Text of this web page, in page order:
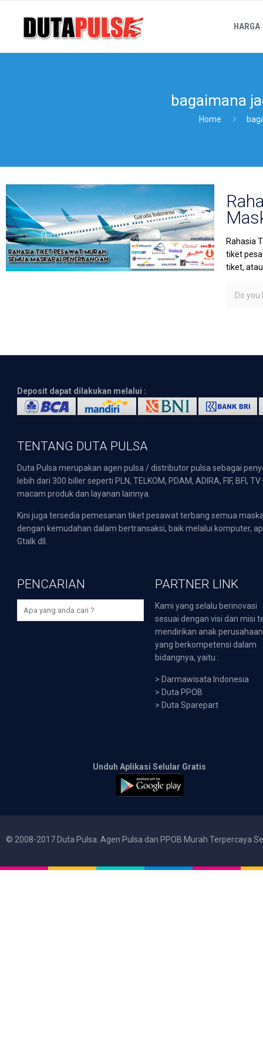
HARGA
bagaimana
Home
Rahasia
tiket
tiket,
Do you
Deposit dapat dilakukan melalui :
TENTANG DUTA PULSA
Duta Pulsa merupakan agen pulsa / distributor pulsa sebagai
lebih dari 300 biller seperti PLN, TELKOM, PDAM, ADIRA, FIF,
macam produk dan layanan lainnya.
Kini juga tersedia pemesanan tiket pesawat terbang semua
dengan kemudahan dalam bertransaksi, baik melalui komputer,
Gtalk dll.
PENCARIAN PARTNER LINK
Kami yang selalu berinovasi
sesuai dengan visi dan misi
mendirikan anak perusahaan
yang berkompetensi dalam
bidangnya, yaitu :
> Darmawisata Indonesia
> Duta PPOB
> Duta Sparepart
Unduh Aplikasi Selular Gratis
© 2008-2017 Duta Pulsa: Agen Pulsa dan PPOB Murah Terpercaya